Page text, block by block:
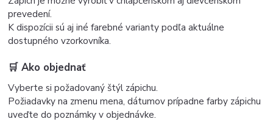
prevedení.
K dispozícii sú aj iné farebné varianty podľa aktuálne
dostupného vzorkovníka.
🛒 Ako objednať
Vyberte si požadovaný štýl zápichu.
Požiadavky na zmenu mena, dátumov prípadne farby zápichu
uveďte do poznámky v objednávke.